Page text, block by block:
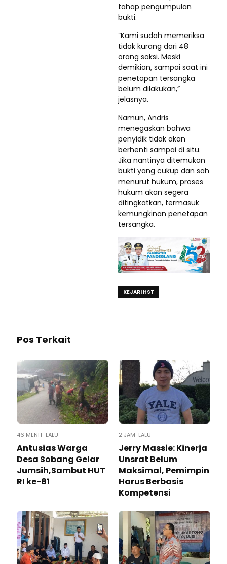
tahap pengumpulan
bukti.
“Kami sudah memeriksa
tidak kurang dari 48
orang saksi. Meski
demikian, sampai saat ini
penetapan tersangka
belum dilakukan,”
jelasnya.
Namun, Andris
menegaskan bahwa
penyidik tidak akan
berhenti sampai di situ.
Jika nantinya ditemukan
bukti yang cukup dan sah
menurut hukum, proses
hukum akan segera
ditingkatkan, termasuk
kemungkinan penetapan
tersangka.
KEJARI HST
Pos Terkait
46 MENIT LALU
Antusias Warga
Desa Sobang Gelar
Jumsih,Sambut HUT
RI ke-81
2 JAM LALU
Jerry Massie: Kinerja
Unsrat Belum
Maksimal, Pemimpin
Harus Berbasis
Kompetensi